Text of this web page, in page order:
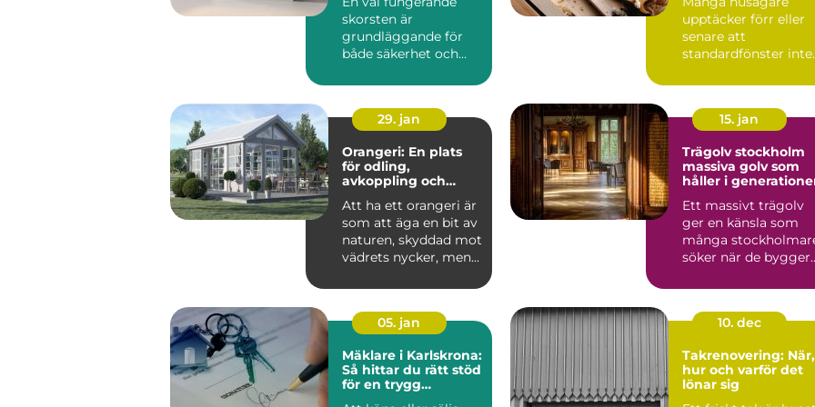
skorsten är
grundläggande för
både säkerhet och
du eldar i ka...
upptäcker förr eller
senare att
standardfönster inte
Kanske är ö...
29. jan
Orangeri: En plats
för odling,
avkoppling och
Att ha ett orangeri är
som att äga en bit av
naturen, skyddad mot
vädrets nycker, men...
15. jan
Trägolv stockholm
massiva golv som
håller i
Ett massivt trägolv
ger en känsla som
många
söker när de bygger
inr...
05. jan
Mäklare i Karlskrona:
Så hittar du rätt stöd
för en trygg
10. dec
Takrenovering: När,
hur och varför det
lönar sig